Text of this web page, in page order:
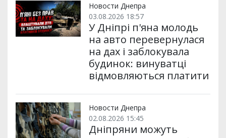
Новости Днепра
03.08.2026 18:57
У Дніпрі п'яна молодь
на авто перевернулася
на дах і заблокувала
будинок: винуватці
відмовляються платити
Новости Днепра
02.08.2026 15:45
Дніпряни можуть